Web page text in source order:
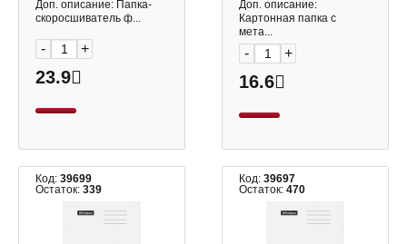
16703/30658
Доп. описание: Папка-
скоросшиватель ф...
- +
23.9
Dolce Costo
Доп. описание:
Картонная папка с
мета...
- +
16.6
Код: 39699
Остаток: 339
Код:39697
Остаток:470